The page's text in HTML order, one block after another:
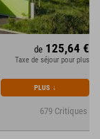
679 Critiques
de 125,64 €
Taxe de séjour pour plus
PLUS ↓